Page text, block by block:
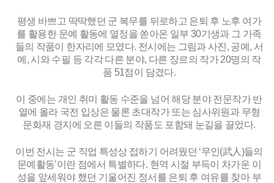
평생 바쁘고 딱딱했던 군 복무를 뒤로하고 은퇴 후 노후 여가
를 활용한 문예 활동에 열정을 쏟아온 일부 30기생과 그 가족
들의 작품이 한자리에 모였다. 전시에는 그림과 사진, 공예, 서
예, 시와 수필 등 각각 다른 분야, 다른 장르의 작가 20명의 작
품 51점이 담겼다.
이 중에는 개인 취미 활동 수준을 넘어 해당 분야 전문작가 반
열에 올라 국전 입상은 물론 초대작가 또는 심사위원과 무형
문화재 경지에 오른 이들의 작품도 포함돼 눈길을 끌었다.
이번 전시는 군 직업 특성상 접하기 어려웠던 ‘무인(武人)들의
문예활동’이란 점에서 특별하다. 현역 시절 부득이 차가운 이
성을 앞세워야 했던 기울어진 정서를 은퇴 후 여유를 찾아 부